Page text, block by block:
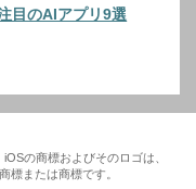
目のAIアプリ9選
の商標およびそのロゴは、
標または商標です。